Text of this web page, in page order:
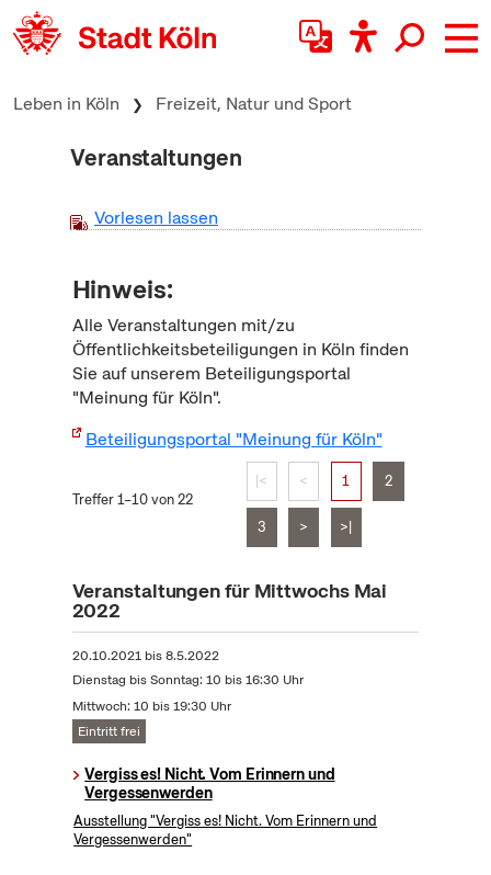
zum Inhalt springen
Leben in Köln Freizeit, Natur und Sport
Veranstaltungen
Vorlesen lassen
Hinweis:
Alle Veranstaltungen mit/zu
Öffentlichkeitsbeteiligungen in Köln finden
Sie auf unserem Beteiligungsportal
"Meinung für Köln".
Beteiligungsportal "Meinung für Köln"
Treffer 1–10 von 22
|< < 1 2
3 > >|
Veranstaltungen für Mittwochs Mai
2022
20.10.2021bis8.5.2022
Dienstag bis Sonntag: 10 bis 16:30 Uhr
Mittwoch: 10 bis 19:30 Uhr
Eintritt frei
Vergiss es! Nicht. Vom Erinnern und
Vergessenwerden
Ausstellung "Vergiss es! Nicht. Vom Erinnern und
Vergessenwerden"